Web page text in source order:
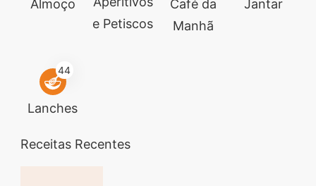
Almoço
e Petiscos
Café da
Manhã
Jantar
44
Lanches
Receitas Recentes